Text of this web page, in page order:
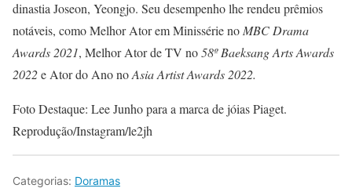
dinastia Joseon, Yeongjo. Seu desempenho lhe rendeu prêmios
notáveis, como Melhor Ator em Minissérie no MBC Drama
Awards 2021, Melhor Ator de TV no58º Baeksang Arts Awards
2022e Ator do Ano noAsia Artist Awards 2022.
Foto Destaque: Lee Junho para a marca de jóias Piaget.
Reprodução/Instagram/le2jh
Categorias: Doramas